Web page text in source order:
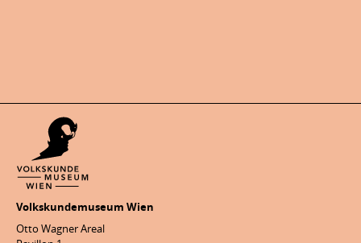
Volkskundemuseum Wien
Otto Wagner Areal